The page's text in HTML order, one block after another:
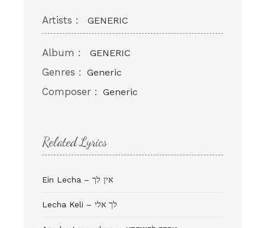
Artists : GENERIC
Album : GENERIC
Genres : Generic
Composer : Generic
Related Lyrics
Ein Lecha – אין לך
Lecha Keli – לך אלי